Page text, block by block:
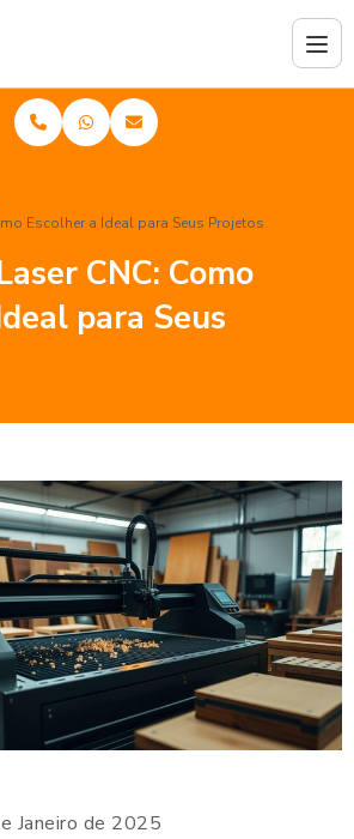
Escolher a Ideal para Seus Projetos
CNC: Como
para Seus
Janeiro de 2025